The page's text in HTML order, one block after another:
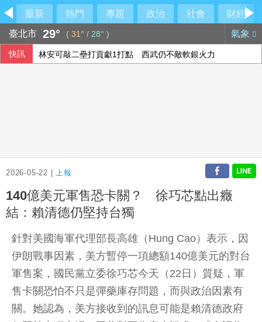
最新 熱門 專題 政治 社會
財經
臺北市 29° ( 31° / 28° ) 氣象
快訊 林安可敲二壘打貢獻1打點 西武仍不敵軟銀火力
2026-05-22 |上報
140億美元軍售恐卡關？ 徐巧芯點出癥
結：賴清德仍堅持台獨
針對美國海軍代理部長高雄（Hung Cao）表示，因
伊朗戰事因素，美方暫停一項總額140億美元的對台
軍售案，國民黨立委徐巧芯今天（22日）質疑，軍
售卡關恐怕不只是彈藥庫存問題，而與政治因素有
關。她認為，美方接收到的訊息可能是賴清德政府